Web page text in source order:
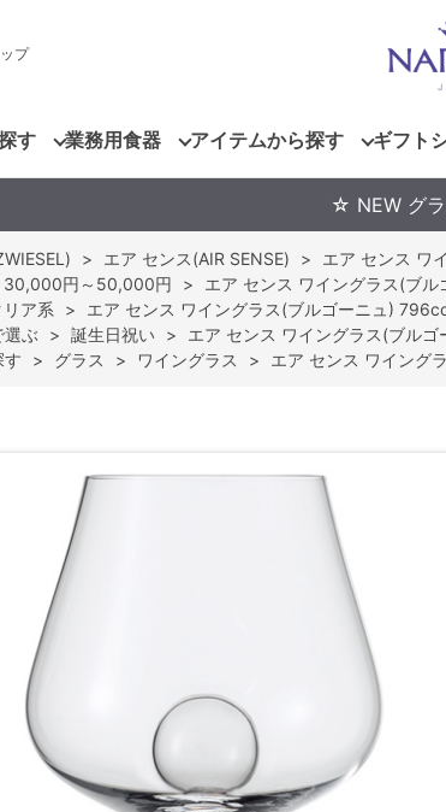
プ
す 業務用食器 アイテムから探す ギフト
☆ NEW グ
> エア センス(AIR SENSE) >
エア センス ワ
30,000円～50,000円 >
エア センス ワイングラス(ブ
リア系 >
エア センス ワイングラス(ブルゴーニュ)
選ぶ > 誕生日祝い >
エア センス ワイングラス(ブル
す > グラス > ワイングラス > エア センス ワイング